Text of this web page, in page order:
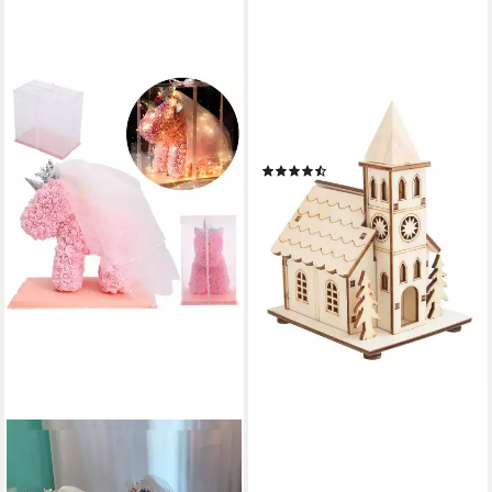
Dekoobjekt Kirche, inkl. LED,
7,49 €
lieferbar - in 4-5 Werktagen bei dir